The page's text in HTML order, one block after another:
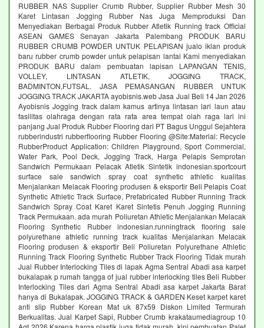
RUBBER NAS Supplier Crumb Rubber, Supplier Rubber Mesh 30
Karet Lintasan Jogging Rubber Nas Juga Memproduksi Dan
Menyediakan Berbagai Produk Rubber Atletik Running track Official
ASEAN GAMES Senayan Jakarta Palembang PRODUK BARU
RUBBER CRUMB POWDER UNTUK PELAPISAN jualo iklan produk
baru rubber crumb powder untuk pelapisan lantai Kami menyediakan
PRODUK BARU dalam pembuatan lapisan LAPANGAN TENIS,
VOLLEY, LINTASAN ATLETIK, JOGGING TRACK,
BADMINTON,FUTSAL. JASA PEMASANGAN RUBBER UNTUK
JOGGING TRACK JAKARTA ayobisnis.web Jasa Jual Beli 14 Jan 2026
Ayobisnis Jogging track dalam kamus artinya lintasan lari laun atau
fasilitas olahraga dengan rata rata area tempat olah raga lari ini
panjang Jual Produk Rubber Flooring dari PT Bagus Unggul Sejahtera
rubberindustri rubberflooring Rubber Flooring @Site:Material: Recycle
RubberProduct Application: Children Playground, Sport Commercial,
Water Park, Pool Deck, Jogging Track, Harga Pelapis Semprotan
Sandwich Permukaan Pelacak Atletik Sintetik indonesian.sportcourt
surface sale sandwich spray coat synthetic athletic kualitas
Menjalankan Melacak Flooring produsen & eksportir Beli Pelapis Coat
Synthetic Athletic Track Surface, Prefabricated Rubber Running Track
Sandwich Spray Coat Karet Karet Sintetis Penuh Jogging Running
Track Permukaan. ada murah Poliuretan Athletic Menjalankan Melacak
Flooring Synthetic Rubber indonesian.runningtrack flooring sale
polyurethane athletic running track kualitas Menjalankan Melacak
Flooring produsen & eksportir Beli Poliuretan Polyurethane Athletic
Running Track Flooring Synthetic Rubber Track Flooring Tidak murah
Jual Rubber Interlocking Tiles di lapak Agma Sentral Abadi asa karpet
bukalapak p rumah tangga of jual rubber interlocking tiles Beli Rubber
Interlocking Tiles dari Agma Sentral Abadi asa karpet Jakarta Barat
hanya di Bukalapak. JOGGING TRACK & GARDEN Keset karpet karet
anti slip Rubber Korean Mat uk 87x59 Diskon Limited Termurah
Berkualitas. Jual Karpet Sapi, Rubber Crumb krakataumediagroup 10